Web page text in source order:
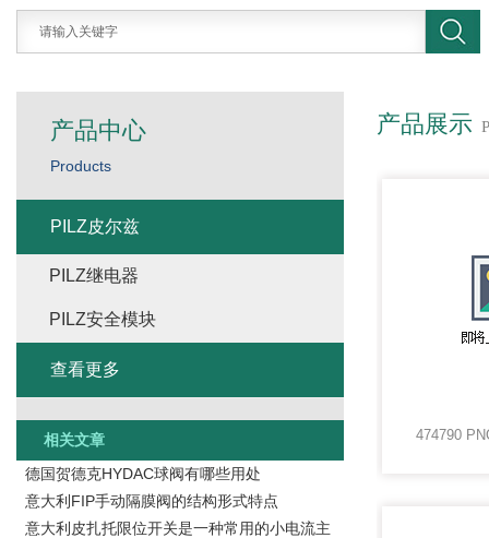
产品展示
474790
产品中心
Products
PILZ皮尔兹
PILZ继电器
PILZ安全模块
查看更多
相关文章
德国贺德克HYDAC球阀有哪些用处
意大利FIP手动隔膜阀的结构形式特点
意大利皮扎托限位开关是一种常用的小电流主